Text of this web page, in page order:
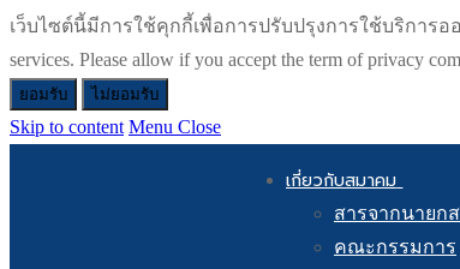
เว็บไซต์นี้มีการใช้คุกกี้เพื่อการปรับปรุงการใช้บริการออน
services. Please allow if you accept the term of privacy
ยอมรับ ไม่ยอมรับ
Skip to content Menu Close
เกี่ยวกับสมาคม
สารจากนายก
คณะกรรมการ